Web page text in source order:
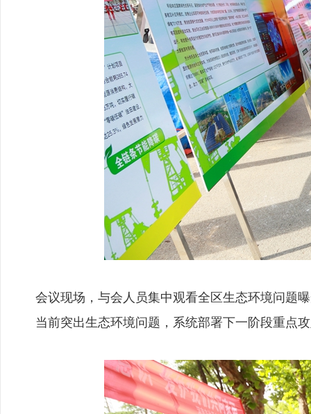
会议现场，与会人员集中观看全区生态环境问题
当前突出生态环境问题，系统部署下一阶段重点